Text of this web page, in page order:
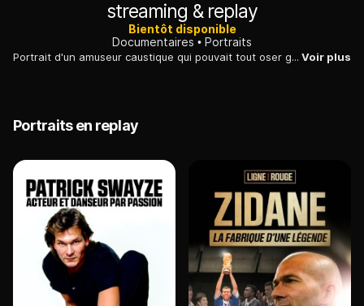
streaming & replay
Bientôt disponible
Documentaires
Portraits
Portrait d'un amuseur caustique qui pouvait tout oser grâce à sa gouaille, doublée d'un faux air de bonhommie. Voir plus
Portraits en replay